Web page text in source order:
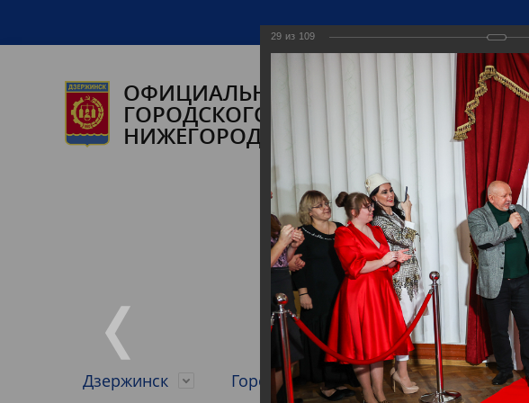
ОФИЦИАЛЬНЫЙ САЙТ
ГОРОДСКОГО ОКРУГА ГОРОД
НИЖЕГОРОДСКОЙ ОБЛАСТИ
Дзержинск Городской округ Городская
29 из 109